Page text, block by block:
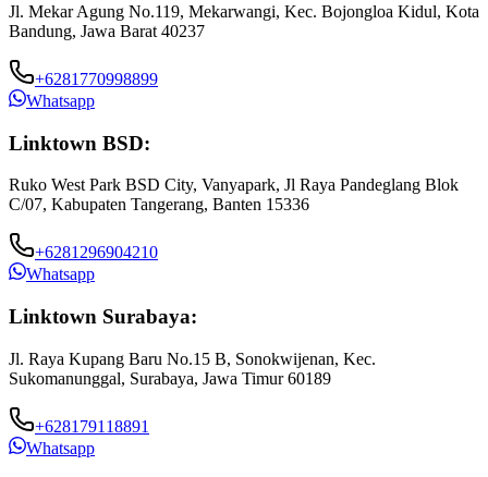
Jl. Mekar Agung No.119, Mekarwangi, Kec. Bojongloa Kidul, Kota
Bandung, Jawa Barat 40237
+6281770998899
Whatsapp
Linktown BSD:
Ruko West Park BSD City, Vanyapark, Jl Raya Pandeglang Blok
C/07, Kabupaten Tangerang, Banten 15336
+6281296904210
Whatsapp
Linktown Surabaya:
Jl. Raya Kupang Baru No.15 B, Sonokwijenan, Kec.
Sukomanunggal, Surabaya, Jawa Timur 60189
+628179118891
Whatsapp